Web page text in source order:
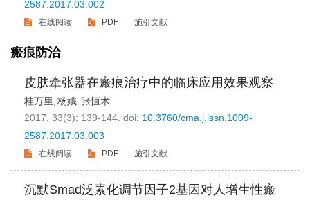
2587.2017.03.002
在线阅读 PDF 施引文献
瘢痕防治
皮肤牵张器在瘢痕治疗中的临床应用效果观察
桂万里 , 杨娥, 张恒术
2017, 33(3): 139-144. doi: 10.3760/cma.j.issn.1009-
2587.2017.03.003
在线阅读 PDF 施引文献
沉默Smad泛素化调节因子2基因对人增生性瘢